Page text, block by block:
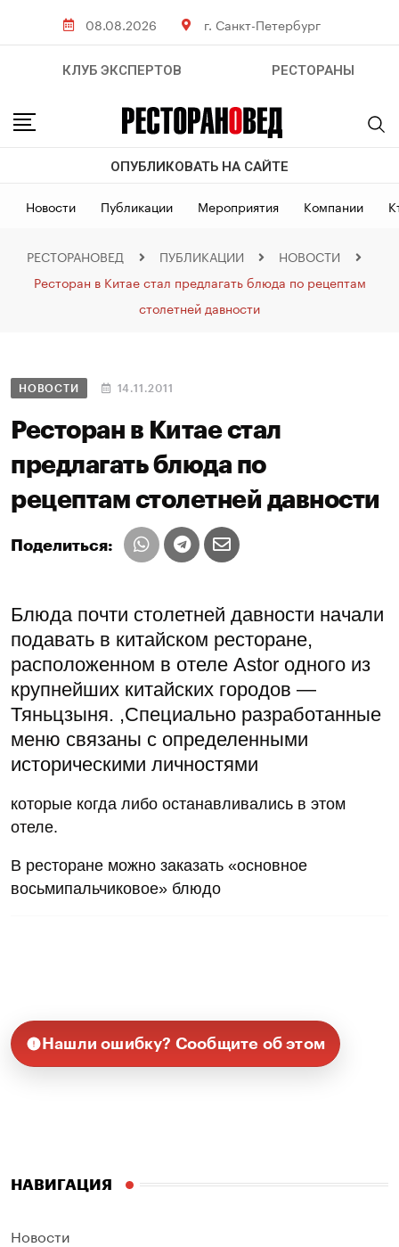
08.08.2026 г. Санкт-Петербург
КЛУБ ЭКСПЕРТОВ РЕСТОРАНЫ
ОПУБЛИКОВАТЬ НА САЙТЕ
Новости Публикации Мероприятия Компании
РЕСТОРАНОВЕД ПУБЛИКАЦИИ
НОВОСТИ
Ресторан в Китае стал предлагать блюда по рецептам
столетней давности
НОВОСТИ 14.11.2011
Ресторан в Китае стал
предлагать блюда по
рецептам столетней давности
Поделиться:
Блюда почти столетней давности начали
подавать в китайском ресторане,
расположенном в отеле Astor одного из
крупнейших китайских городов —
Тяньцзыня. ,Специально разработанные
меню связаны с определенными
историческими личностями
которые когда либо останавливались в этом
отеле.
В ресторане можно заказать «основное
восьмипальчиковое» блюдо
Нашли ошибку? Сообщите об этом
НАВИГАЦИЯ
Новости